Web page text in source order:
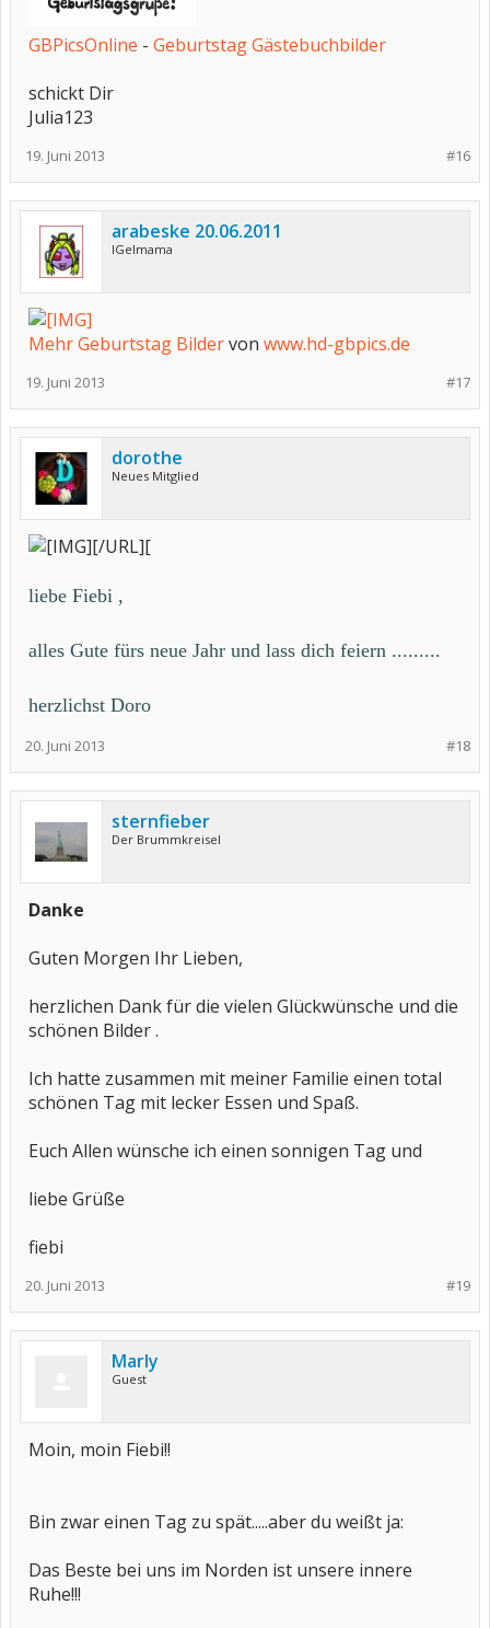
GBPicsOnline - Geburtstag Gästebuchbilder
schickt Dir
Julia123
#16
19. Juni 2013
arabeske 20.06.2011
IGelmama
Mehr Geburtstag Bildervon www.hd-gbpics.de
#17
19. Juni 2013
dorothe
Neues Mitglied
[/URL][
liebe Fiebi ,
alles Gute fürs neue Jahr und lass dich feiern .........
herzlichst Doro
#18
20. Juni 2013
sternfieber
Der Brummkreisel
Danke
Guten Morgen Ihr Lieben,
herzlichen Dank für die vielen Glückwünsche und die
schönen Bilder .
Ich hatte zusammen mit meiner Familie einen total
schönen Tag mit lecker Essen und Spaß.
Euch Allen wünsche ich einen sonnigen Tag und
liebe Grüße
fiebi
#19
20. Juni 2013
Marly
Guest
Moin, moin Fiebi!!
Bin zwar einen Tag zu spät.....aber du weißt ja:
Das Beste bei uns im Norden ist unsere innere
Ruhe!!!